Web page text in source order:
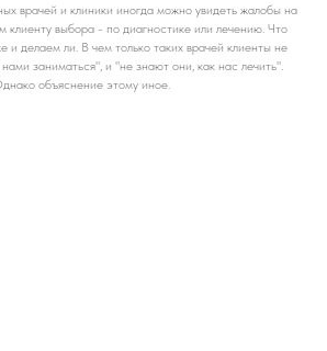
врачей и клиники иногда можно увидеть жалобы на
клиенту выбора - по диагностике или лечению. Что
и делаем ли. В чем только таких врачей клиенты не
заниматься", и "не знают они, как нас лечить".
объяснение этому иное.